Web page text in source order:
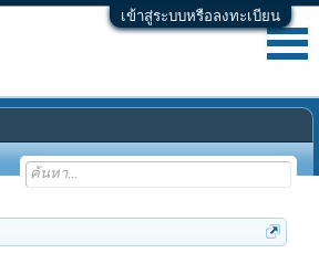
เข้าสู่ระบบหรือลงทะเบียน